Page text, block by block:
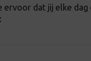
ervoor dat jij elke dag